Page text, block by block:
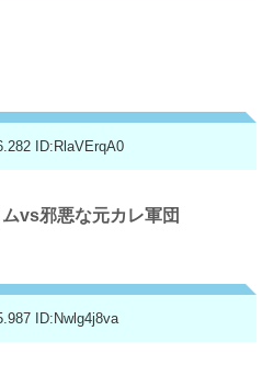
ID:RlaVErqA0
vs邪悪な元カレ軍団
ID:Nwlg4j8va